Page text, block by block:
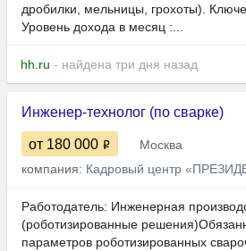
дробилки, мельницы, грохоты).
Уровень дохода в месяц :...
hh.ru - найдена три дня назад
Инженер-технолог (по сварке)
от 180 000
Москва
компания: Кадровый центр
Работодатель: Инженерная
(роботизированные
параметров роботизированных